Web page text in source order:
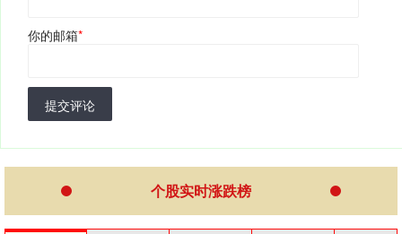
你的邮箱*
提交评论
个股实时涨跌榜